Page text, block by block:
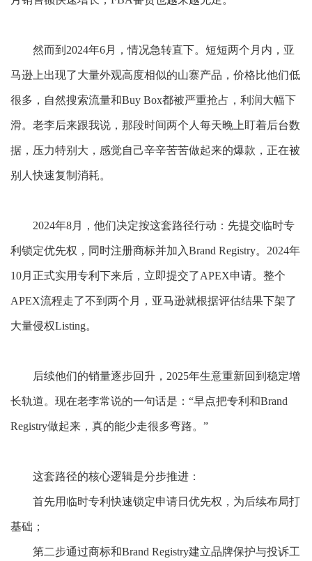
然而到 2024年6月，情况急转直下。短短两个月内，亚
马逊上出现了大量外观高度相似的山寨产品，价格比他们低
很多，自然搜索流量和Buy Box都被严重抢占，利润大幅下
滑。老李后来跟我说，那段时间两个人每天晚上盯着后台数
据，压力特别大，感觉自己辛辛苦苦做起来的爆款，正在被
别人快速复制消耗。
2024年8月，他们决定按这套路径行动：先提交临时专
利锁定优先权，同时注册商标并加入Brand Registry。2024年
10月正式实用专利下来后，立即提交了APEX申请。整个
APEX流程走了不到两个月，亚马逊就根据评估结果下架了
大量侵权Listing。
后续他们的销量逐步回升， 2025年生意重新回到稳定增
长轨道。现在老李常说的一句话是：“早点把专利和Brand
Registry做起来，真的能少走很多弯路。”
这套路径的核心逻辑是分步推进：
首先用临时专利快速锁定申请日优先权，为后续布局打
基础；
第二步通过商标和Brand Registry建立品牌保护与投诉工